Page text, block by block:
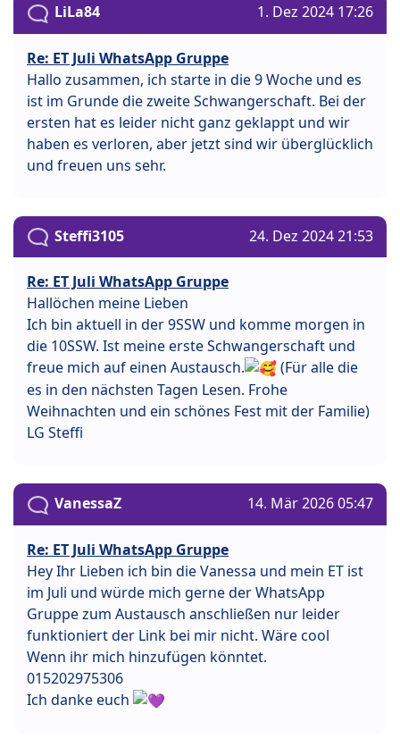
LiLa84 1. Dez 2024 17:26
Re: ET Juli WhatsApp Gruppe
Hallo zusammen, ich starte in die 9 Woche und es
ist im Grunde die zweite Schwangerschaft. Bei der
ersten hat es leider nicht ganz geklappt und wir
haben es verloren, aber jetzt sind wir überglücklich
und freuen uns sehr.
Steffi3105 24. Dez 2024 21:53
Re: ET Juli WhatsApp Gruppe
Hallöchen meine Lieben
Ich bin aktuell in der 9SSW und komme morgen in
die 10SSW. Ist meine erste Schwangerschaft und
freue mich auf einen Austausch.
(Für alle die
es in den nächsten Tagen Lesen. Frohe
Weihnachten und ein schönes Fest mit der Familie)
LG Steffi
VanessaZ 14. Mär 2026 05:47
Re: ET Juli WhatsApp Gruppe
Hey Ihr Lieben ich bin die Vanessa und mein ET ist
im Juli und würde mich gerne der WhatsApp
Gruppe zum Austausch anschließen nur leider
funktioniert der Link bei mir nicht. Wäre cool
Wenn ihr mich hinzufügen könntet.
015202975306
Ich danke euch